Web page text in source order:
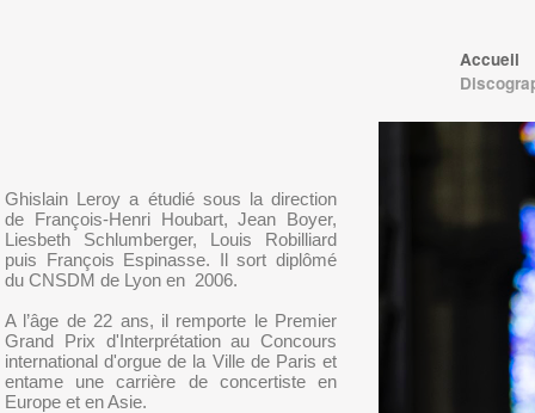
Accueil
Ghislain Leroy a étudié sous la direction
de François-Henri Houbart, Jean Boyer,
Liesbeth Schlumberger, Louis Robilliard
puis François Espinasse. Il sort diplômé
du CNSDM de Lyon en 2006.
A l’âge de 22 ans, il remporte le Premier
Grand Prix d'Interprétation au Concours
international d'orgue de la Ville de Paris et
entame une carrière de concertiste en
Europe et en Asie.